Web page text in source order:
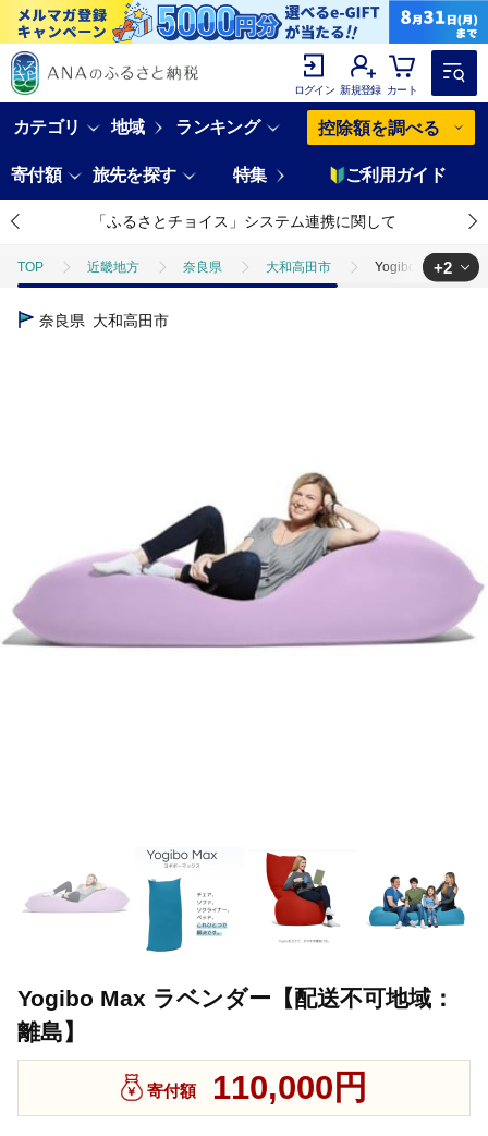
ログイン 新規登録 カート
カテゴリ 地域 ランキング 控除額を調べる
寄付額 旅先を探す 特集 ご利用ガイド
「ふるさとチョイス」システム連携に関して
TOP 近畿地方 奈良県 大和高田市 Yogibo Max ラベ
TOP
+2
奈良県 大和高田市
Yogibo Max ラベンダー【配送不可地域：
離島】
寄付額 110,000円